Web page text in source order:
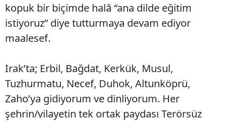
kopuk bir biçimde halâ “ana dilde eğitim
istiyoruz” diye tutturmaya devam ediyor
maalesef.
Irak’ta; Erbil, Bağdat, Kerkük, Musul,
Tuzhurmatu, Necef, Duhok, Altunköprü,
Zaho’ya gidiyorum ve dinliyorum. Her
şehrin/vilayetin tek ortak paydası Terörsüz